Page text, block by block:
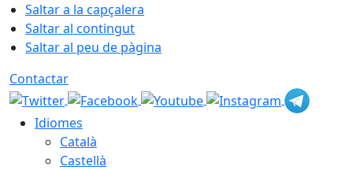
Saltar a la capçalera
Saltar al contingut
Saltar al peu de pàgina
Contactar
Idiomes
Català
Castellà